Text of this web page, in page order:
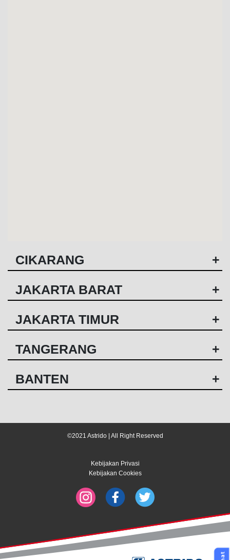
CIKARANG +
JAKARTA BARAT +
JAKARTA TIMUR +
TANGERANG +
BANTEN +
©2021 Astrido | All Right Reserved
Kebijakan Privasi
Kebijakan Cookies